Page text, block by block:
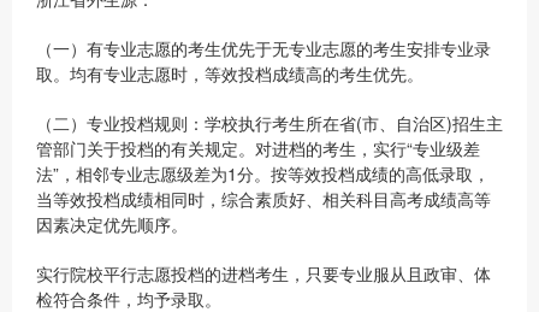
（一）有专业志愿的考生优先于无专业志愿的考生安排专业录
取。均有专业志愿时，等效投档成绩高的考生优先。
（二）专业投档规则：学校执行考生所在省(市、自治区)招生主
管部门关于投档的有关规定。对进档的考生，实行“专业级差
法”，相邻专业志愿级差为1分。按等效投档成绩的高低录取，
当等效投档成绩相同时，综合素质好、相关科目高考成绩高等
因素决定优先顺序。
实行院校平行志愿投档的进档考生，只要专业服从且政审、体
检符合条件，均予录取。